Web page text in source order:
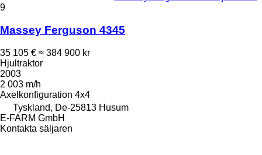
9
Massey Ferguson 4345
35 105 € ≈ 384 900 kr
Hjultraktor
2003
2 003 m/h
Axelkonfiguration 4x4
Tyskland, De-25813 Husum
E-FARM GmbH
Kontakta säljaren